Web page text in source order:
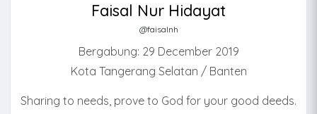
Faisal Nur Hidayat
@faisalnh
Bergabung: 29 December 2019
Kota Tangerang Selatan / Banten
Sharing to needs, prove to God for your good deeds.